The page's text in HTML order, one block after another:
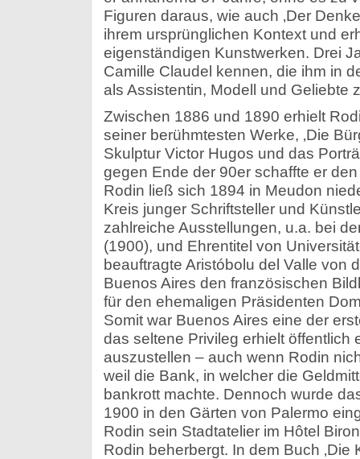
Figuren daraus, wie auch ‚Der
ihrem ursprünglichen Kontext und
eigenständigen Kunstwerken. Drei
Camille Claudel kennen, die ihm in
als Assistentin, Modell und Geliebte
Zwischen 1886 und 1890 erhielt
seiner berühmtesten Werke, ‚Die
Skulptur Victor Hugos und das
gegen Ende der 90er schaffte er
Rodin ließ sich 1894 in Meudon
Kreis junger Schriftsteller und
zahlreiche Ausstellungen, u.a. bei
(1900), und Ehrentitel von
beauftragte Aristóbolu del Valle von
Buenos Aires den französischen
für den ehemaligen Präsidenten
Somit war Buenos Aires eine der
das seltene Privileg erhielt öffentlich
auszustellen – auch wenn Rodin
weil die Bank, in welcher die
bankrott machte. Dennoch wurde
1900 in den Gärten von Palermo
Rodin sein Stadtatelier im Hôtel
Rodin beherbergt. In dem Buch ‚Die